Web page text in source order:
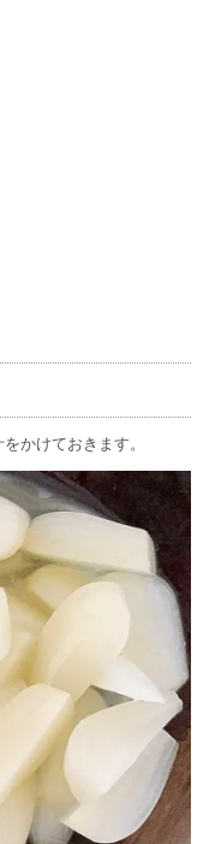
かけておきます。